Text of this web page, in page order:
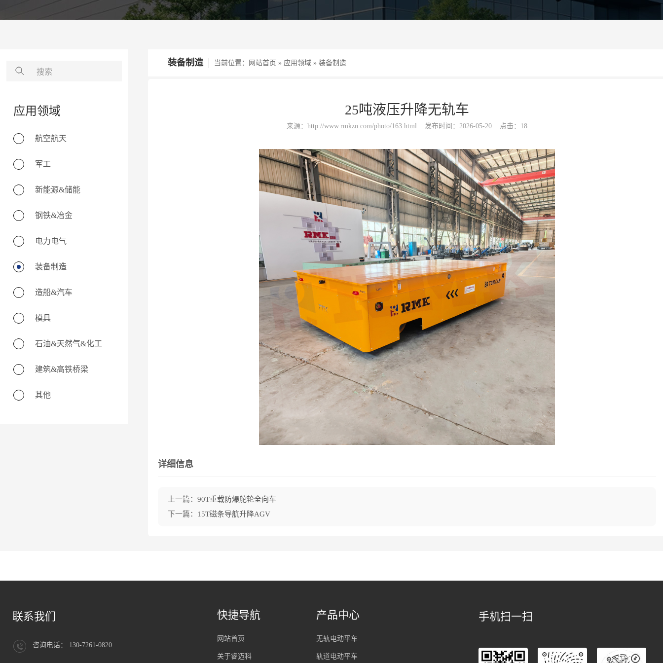
应用领域
航空航天
军工
新能源&储能
钢铁&冶金
电力电气
装备制造
造船&汽车
模具
石油&天然气&化工
建筑&高铁桥梁
其他
装备制造 当前位置： 网站首页 » 应用领域 » 装备制造
25吨液压升降无轨车
来源： http://www.rmkzn.com/photo/163.html 发布时间：2026-05-20 点击：18
详细信息
上一篇： 90T重载防爆舵轮全向车
下一篇： 15T磁条导航升降AGV
联系我们
咨询电话： 130-7261-0820
快捷导航
网站首页
关于睿迈科
产品中心
无轨电动平车
轨道电动平车
手机扫一扫